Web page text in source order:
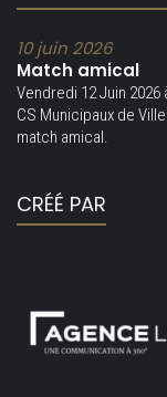
10 juin 2026
Match amical
Vendredi 12 Juin
CS Municipaux de
match amical.
CRÉÉ PAR